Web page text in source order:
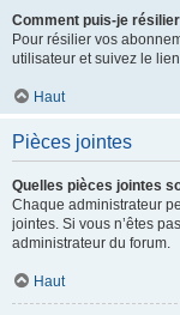
Comment puis-je
Pour résilier vos
utilisateur et suivez le
Haut
Pièces jointes
Quelles pièces jointes
Chaque administrateur
jointes. Si vous n’êtes
administrateur du forum.
Haut